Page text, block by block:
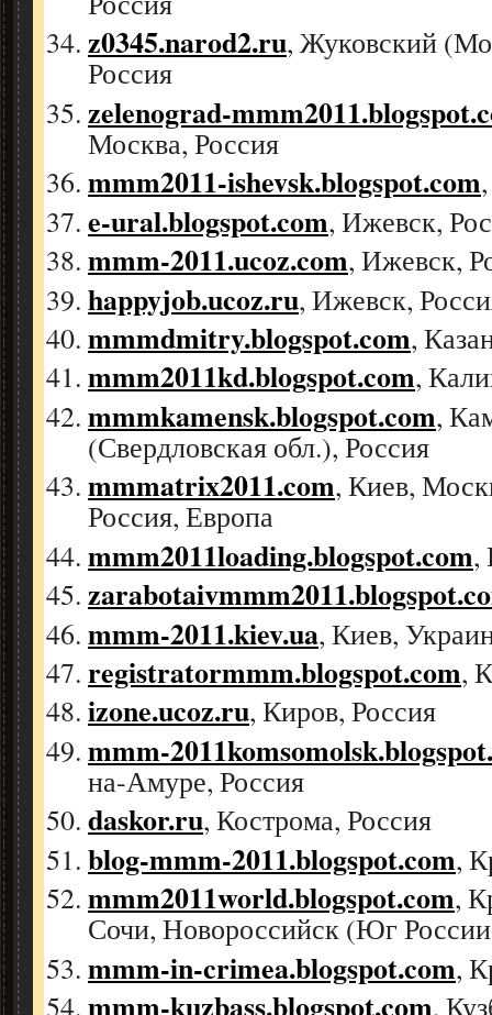
z0345.narod2.ru, Жуковский
Россия
zelenograd-
Москва, Россия
mmm2011-ishevsk.blogspot.com
e-ural.blogspot.com, Ижевск,
mmm-2011.ucoz.com, Ижевск,
happyjob.ucoz.ru, Ижевск,
mmmdmitry.blogspot.com,
mmm2011kd.blogspot.com,
mmmkamensk.blogspot.com,
(Свердловская обл.), Россия
mmmatrix2011.com, Киев,
Россия, Европа
mmm2011loading.blogspot.com,
mmm-2011.kiev.ua, Киев,
registratormmm.blogspot.com,
izone.ucoz.ru, Киров, Россия
mmm-
на-Амуре, Россия
daskor.ru, Кострома, Россия
blog-mmm-2011.blogspot.com,
mmm2011world.blogspot.com,
Сочи, Новороссийск (Юг
mmm-in-crimea.blogspot.com,
mmm-kuzbass.blogspot.com,